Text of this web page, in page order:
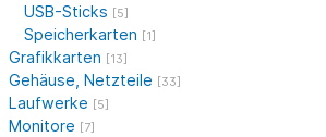
USB-Sticks [5]
Speicherkarten [1]
Grafikkarten [13]
Gehäuse, Netzteile [33]
Laufwerke [5]
Monitore [7]